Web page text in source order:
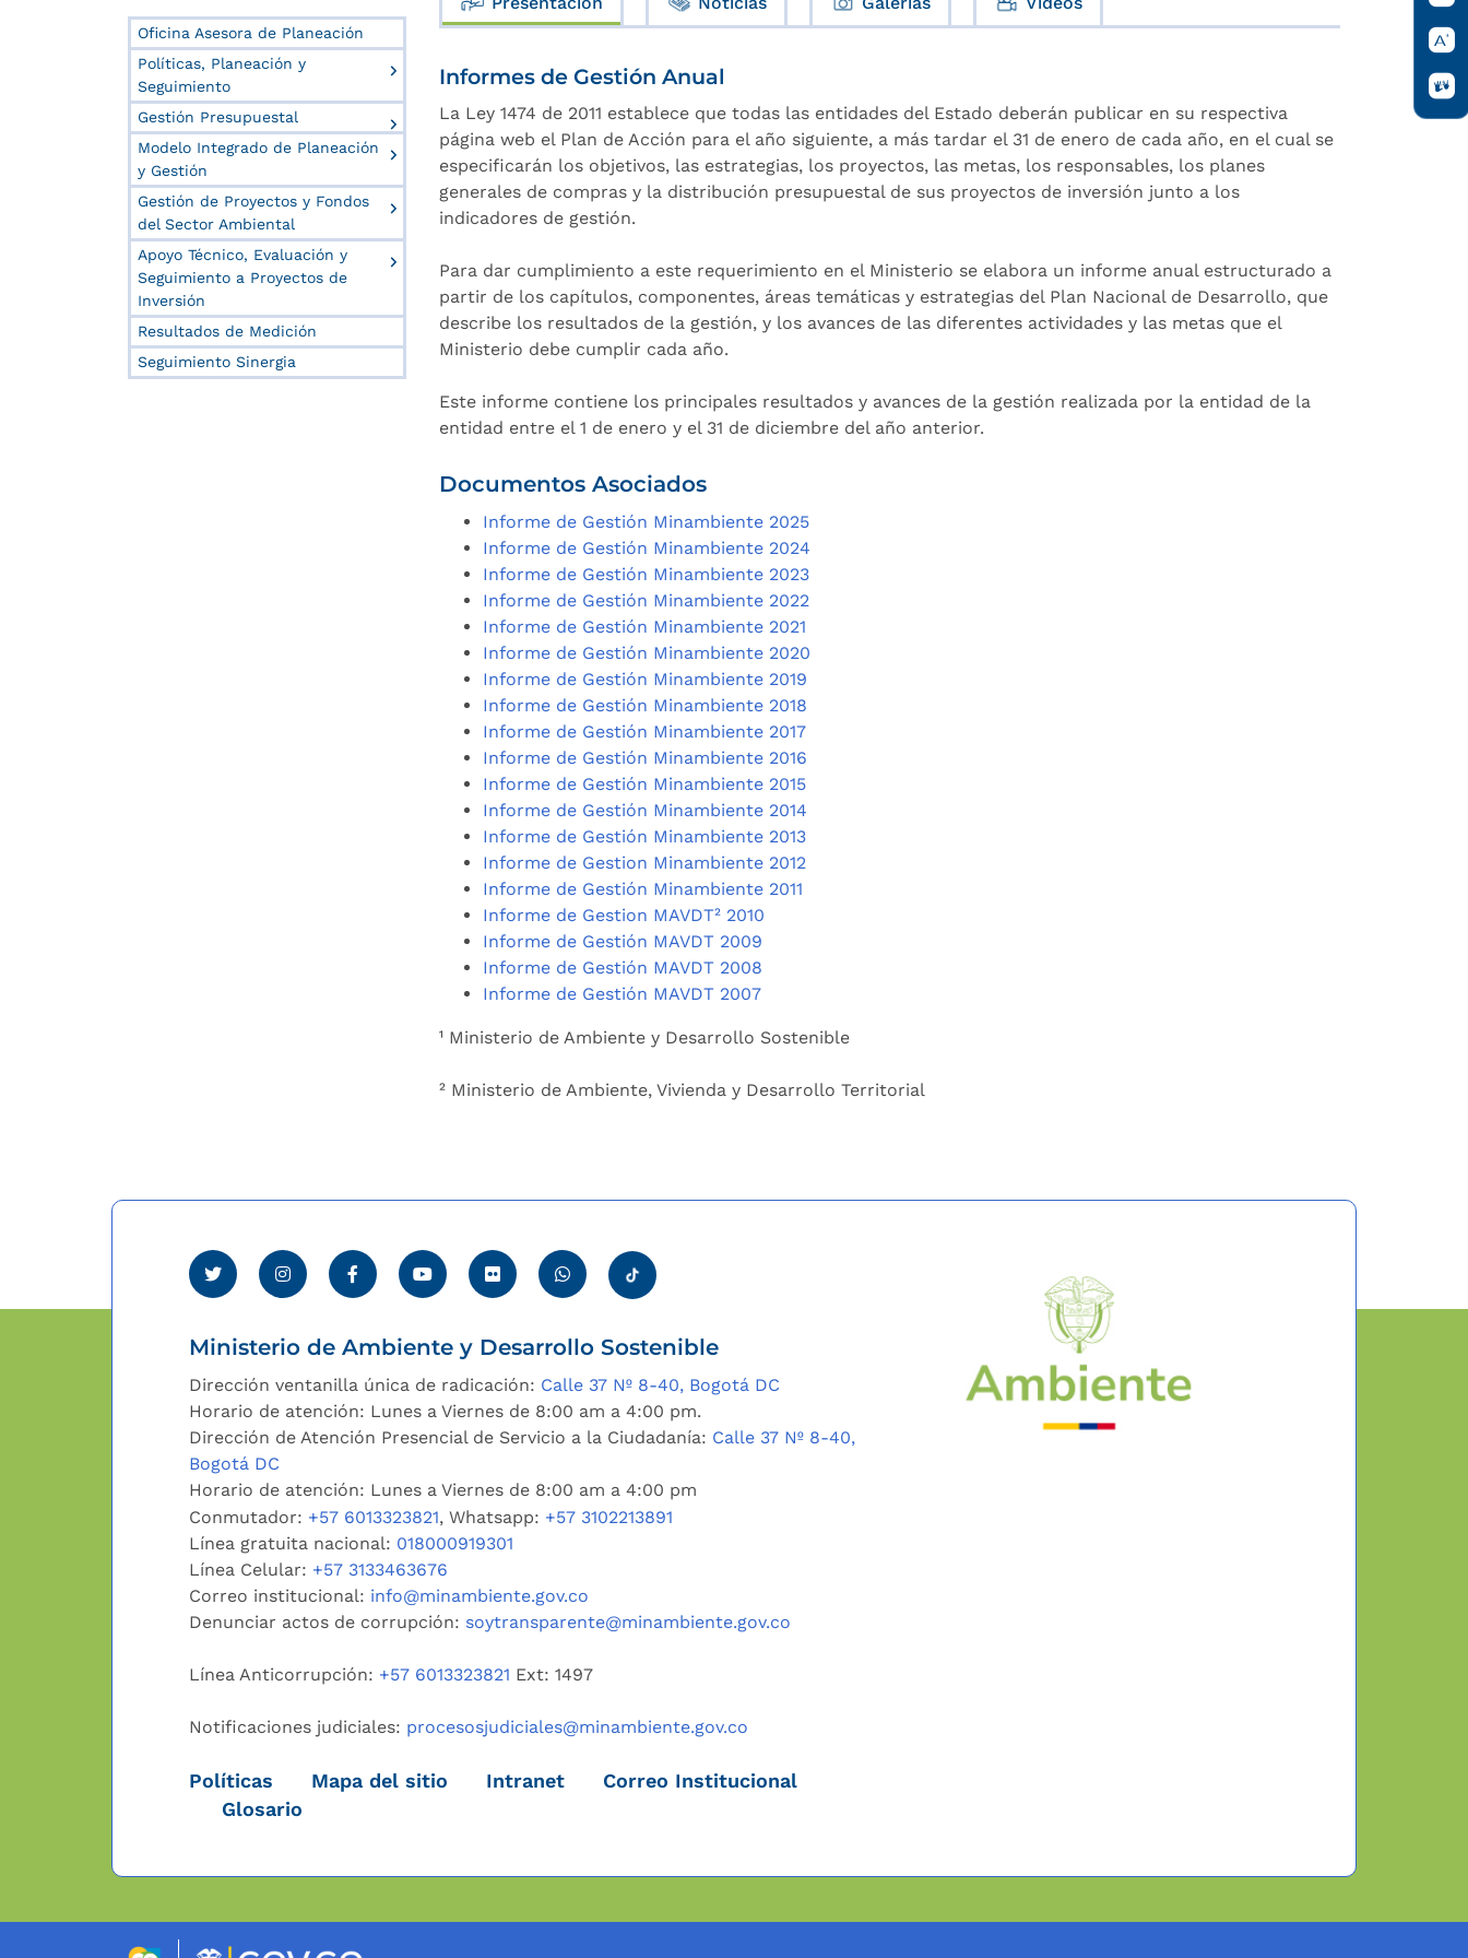
Oficina Asesora de Planeación
Políticas, Planeación y
Seguimiento
Gestión Presupuestal
Modelo Integrado de Planeación
y Gestión
Gestión de Proyectos y Fondos
del Sector Ambiental
Apoyo Técnico, Evaluación y
Seguimiento a Proyectos de
Inversión
Resultados de Medición
Seguimiento Sinergia
Informes de Gestión Anual
La Ley 1474 de 2011 establece que todas las entidades del Estado deberán publicar en su respectiva
página web el Plan de Acción para el año siguiente, a más tardar el 31 de enero de cada año, en el cual se
especificarán los objetivos, las estrategias, los proyectos, las metas, los responsables, los planes
generales de compras y la distribución presupuestal de sus proyectos de inversión junto a los
indicadores de gestión.
Para dar cumplimiento a este requerimiento en el Ministerio se elabora un informe anual estructurado a
partir de los capítulos, componentes, áreas temáticas y estrategias del Plan Nacional de Desarrollo, que
describe los resultados de la gestión, y los avances de las diferentes actividades y las metas que el
Ministerio debe cumplir cada año.
Este informe contiene los principales resultados y avances de la gestión realizada por la entidad de la
entidad entre el 1 de enero y el 31 de diciembre del año anterior.
Documentos Asociados
Informe de Gestión Minambiente 2025
Informe de Gestión Minambiente 2024
Informe de Gestión Minambiente 2023
Informe de Gestión Minambiente 2022
Informe de Gestión Minambiente 2021
Informe de Gestión Minambiente 2020
Informe de Gestión Minambiente 2019
Informe de Gestión Minambiente 2018
Informe de Gestión Minambiente 2017
Informe de Gestión Minambiente 2016
Informe de Gestión Minambiente 2015
Informe de Gestión Minambiente 2014
Informe de Gestión Minambiente 2013
Informe de Gestion Minambiente 2012
Informe de Gestión Minambiente 2011
Informe de Gestion MAVDT² 2010
Informe de Gestión MAVDT 2009
Informe de Gestión MAVDT 2008
Informe de Gestión MAVDT 2007
¹ Ministerio de Ambiente y Desarrollo Sostenible
² Ministerio de Ambiente, Vivienda y Desarrollo Territorial
Ministerio de Ambiente y Desarrollo Sostenible
Dirección ventanilla única de radicación: Calle 37 Nº 8-40, Bogotá DC
Horario de atención: Lunes a Viernes de 8:00 am a 4:00 pm.
Dirección de Atención Presencial de Servicio a la Ciudadanía: Calle 37 Nº 8-40,
Bogotá DC
Horario de atención: Lunes a Viernes de 8:00 am a 4:00 pm
Conmutador: +57 6013323821, Whatsapp: +57 3102213891
Línea gratuita nacional: 018000919301
Línea Celular: +57 3133463676
Correo institucional: info@minambiente.gov.co
Denunciar actos de corrupción: soytransparente@minambiente.gov.co
Línea Anticorrupción: +57 6013323821 Ext: 1497
Notificaciones judiciales: procesosjudiciales@minambiente.gov.co
Políticas Mapa del sitio Intranet
Correo Institucional
Glosario